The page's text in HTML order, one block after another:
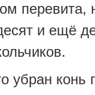
перевита,
и ещё
убран конь